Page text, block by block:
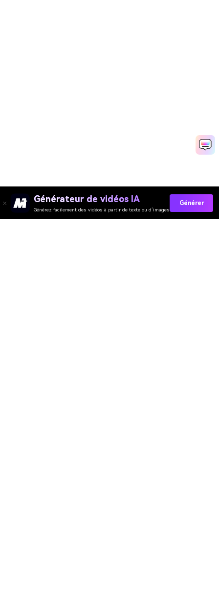
Générateur de vidéos IA
Générez facilement des vidéos à partir de texte ou d’images
Générer